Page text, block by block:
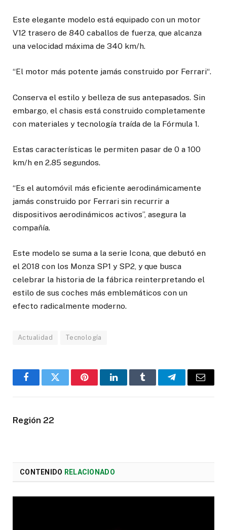
Este elegante modelo está equipado con un motor
V12 trasero de 840 caballos de fuerza, que alcanza
una velocidad máxima de 340 km/h.
“El motor más potente jamás construido por Ferrari“.
Conserva el estilo y belleza de sus antepasados. Sin
embargo, el chasis está construido completamente
con materiales y tecnología traída de la Fórmula 1.
Estas características le permiten pasar de 0 a 100
km/h en 2.85 segundos.
“Es el automóvil más eficiente aerodinámicamente
jamás construido por Ferrari sin recurrir a
dispositivos aerodinámicos activos”, asegura la
compañía.
Este modelo se suma a la serie Icona, que debutó en
el 2018 con los Monza SP1 y SP2, y que busca
celebrar la historia de la fábrica reinterpretando el
estilo de sus coches más emblemáticos con un
efecto radicalmente moderno.
Actualidad Tecnología
FacebookTwitter PinterestLinkedInTumblr TelegramEmail
Región 22
CONTENIDO RELACIONADO